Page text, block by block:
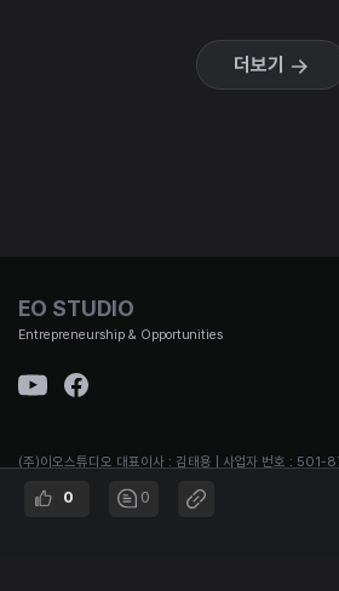
더보기
0 0
EO STUDIO
Entrepreneurship & Opportunities
(주)이오스튜디오 대표이사 : 김태용 | 사업자 번호 : 501-
02-3442-692 | 주소 : 서울시 강남구 논현로167길 12, B1